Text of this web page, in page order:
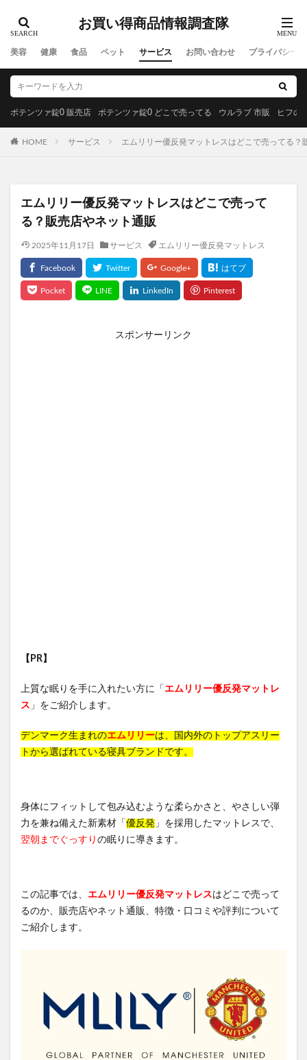
お買い得商品情報調査隊
美容 健康 食品 ペット サービス お問い合わせ プライバシー
ポテンツァ錠0 販売店 ポテンツァ錠0 どこで売ってる ウルラブ 市販 ヒフの
HOME サービス エムリリー優反発マットレスはどこで売ってる？
エムリリー優反発マットレスはどこで売って
る？販売店やネット通販
2025年11月17日 サービス エムリリー優反発マットレス
スポンサーリンク
【PR】
上質な眠りを手に入れたい方に「 エムリリー優反発マットレ
ス 」をご紹介します。
デンマーク生まれのエムリリーは、国内外のトップアスリー
トから選ばれている寝具ブランドです。
身体にフィットして包み込むような柔らかさと、やさしい弾
力を兼ね備えた新素材「 優反発 」を採用したマットレスで、
翌朝までぐっすり の眠りに導きます。
この記事では、 エムリリー優反発マットレスはどこで売って
るのか、販売店やネット通販、特徴・口コミや評判について
ご紹介します。